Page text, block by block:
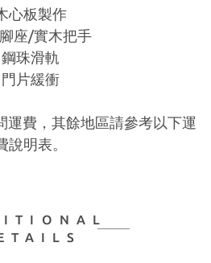
心板製作
座/實木把手
鋼珠滑軌
門片緩衝
運費，其餘地區請參考以下運
說明表。